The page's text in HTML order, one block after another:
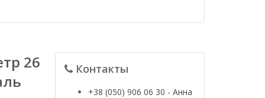
26
Контакты
+38 (050) 906 06 30 - Анна